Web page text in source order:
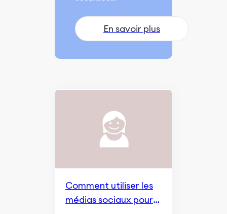
En savoir plus
Comment utiliser les
médias sociaux pour